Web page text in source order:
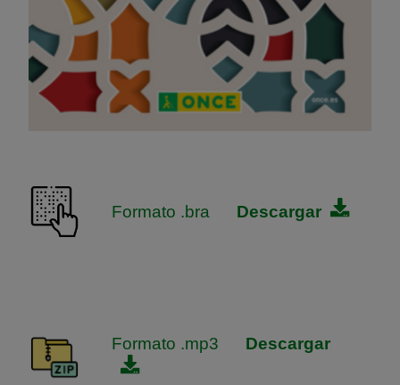
Formato .bra Descargar
Formato .mp3 Descargar